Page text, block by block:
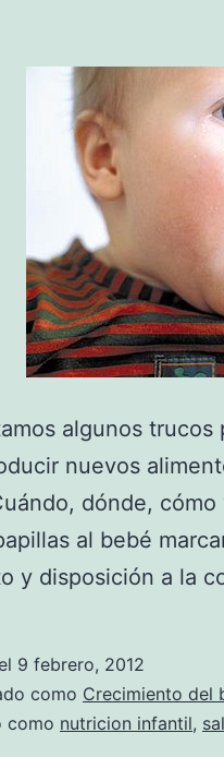
algunos trucos
nuevos
dónde,
al bebé
y disposición a la
9 febrero, 2012
como Crecimiento del
como nutricion infantil,